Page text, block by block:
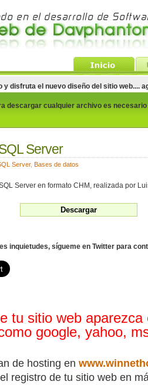
y disfruta el nuevo diseño del sitio web....
descargar cualquier archivo es
Server
Server, Bases de datos
Server en formato CHM, realizada por
inquietudes, sígueme en Twitter para
tu sitio web aparezca
google, yahoo,
de hosting en
registro de tu sitio web en